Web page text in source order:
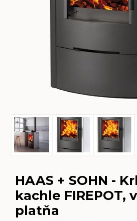
HAAS + SOHN -
kachle FIREPOT,
platňa